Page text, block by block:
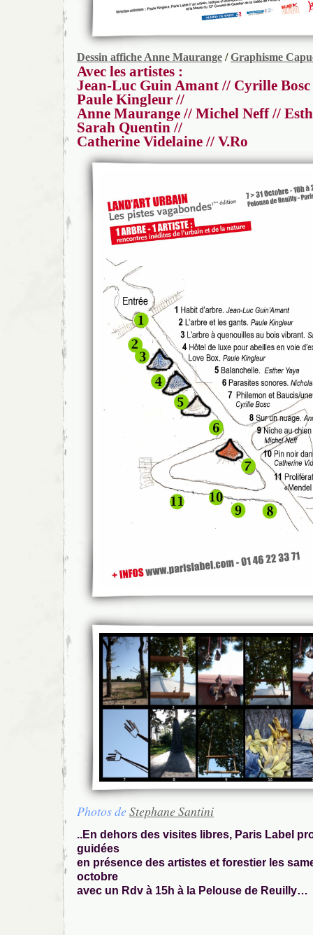
Dessin affiche Anne Maurange /Graphisme
Avec les artistes :
Jean-Luc Guin Amant // Cyrille
Paule Kingleur //
Anne Maurange // Michel Neff //
Sarah Quentin //
Catherine Videlaine // V.Ro
Photos de Stephane Santini
..En dehors des visites libres, Paris Label
guidées
en présence des artistes et forestier les
octobre
avec un Rdv à 15h à la Pelouse de Reuilly…